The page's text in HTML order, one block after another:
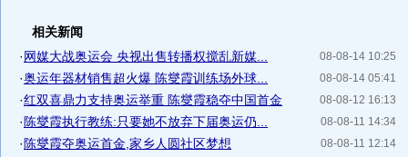
相关新闻
08-08-14 10:25
·网媒大战奥运会 央视出售转播权搅乱新媒...
08-08-14 05:41
·奥运年器材销售超火爆 陈燮霞训练场外球...
08-08-12 16:13
·红双喜鼎力支持奥运举重 陈燮霞稳夺中国首金
08-08-11 14:34
· 陈燮霞执行教练:只要她不放弃下届奥运仍...
08-08-11 12:14
· 陈燮霞夺奥运首金,家乡人圆社区梦想